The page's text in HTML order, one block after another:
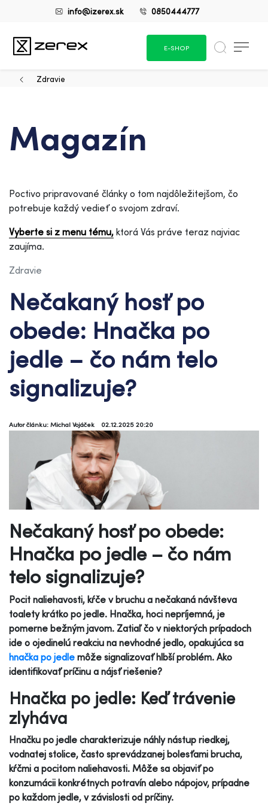
info@izerex.sk 0850444777
E-SHOP
Zdravie
Magazín
Poctivo pripravované články o tom najdôležitejšom, čo
potrebuje každý vedieť o svojom zdraví.
Vyberte si z menu tému, ktorá Vás práve teraz najviac
zaujíma.
Zdravie
Nečakaný hosť po
obede: Hnačka po
jedle – čo nám telo
signalizuje?
Autor článku: Michal Vojáček 02.12.2025 20:20
Nečakaný hosť po obede:
Hnačka po jedle – čo nám
telo signalizuje?
Pocit naliehavosti, kŕče v bruchu a nečakaná návšteva
toalety krátko po jedle. Hnačka, hoci nepríjemná, je
pomerne bežným javom. Zatiaľ čo v niektorých prípadoch
ide o ojedinelú reakciu na nevhodné jedlo, opakujúca sa
hnačka po jedle môže signalizovať hlbší problém. Ako
identifikovať príčinu a nájsť riešenie?
Hnačka po jedle: Keď trávenie
zlyháva
Hnačku po jedle charakterizuje náhly nástup riedkej,
vodnatej stolice, často sprevádzanej bolesťami brucha,
kŕčmi a pocitom naliehavosti. Môže sa objaviť po
konzumácii konkrétnych potravín alebo nápojov, prípadne
po každom jedle, v závislosti od príčiny.